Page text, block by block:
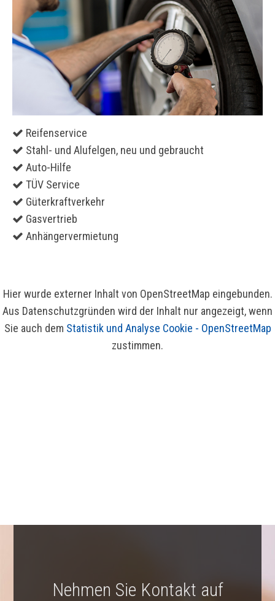
Reifenservice
Stahl- und Alufelgen, neu und gebraucht
Auto-Hilfe
TÜV Service
Güterkraftverkehr
Gasvertrieb
Anhängervermietung
Hier wurde externer Inhalt von OpenStreetMap eingebunden.
Aus Datenschutzgründen wird der Inhalt nur angezeigt, wenn
Sie auch dem Statistik und Analyse Cookie - OpenStreetMap
zustimmen.
Nehmen Sie Kontakt auf